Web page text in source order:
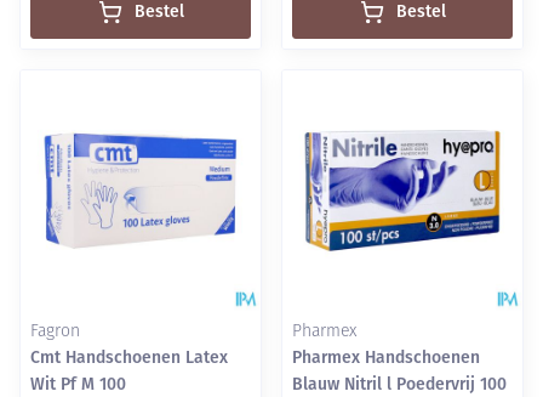
Bestel Bestel
Fagron
Cmt Handschoenen Latex
Wit Pf M 100
Pharmex
Pharmex Handschoenen
Blauw Nitril l Poedervrij 100